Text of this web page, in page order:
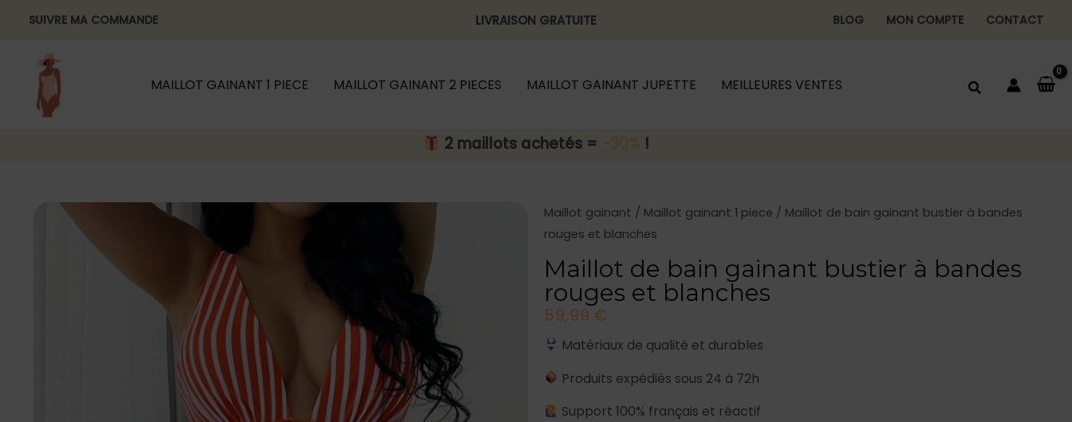
contenu
SUIVRE MA COMMANDE LIVRAISON GRATUITE BLOG MON COMPTE CONTACT
MAILLOT GAINANT 1 PIECE MAILLOT GAINANT 2 PIECES MAILLOT GAINANT JUPETTE MEILLEURES VENTES
2 maillots achetés = !
Maillot gainant / Maillot gainant 1 piece / Maillot de bain gainant bustier à bandes
rouges et blanches
Maillot de bain gainant bustier à bandes
rouges et blanches
59,99 €
Matériaux de qualité et durables
Produits expédiés sous 24 à 72h
Support 100% français et réactif